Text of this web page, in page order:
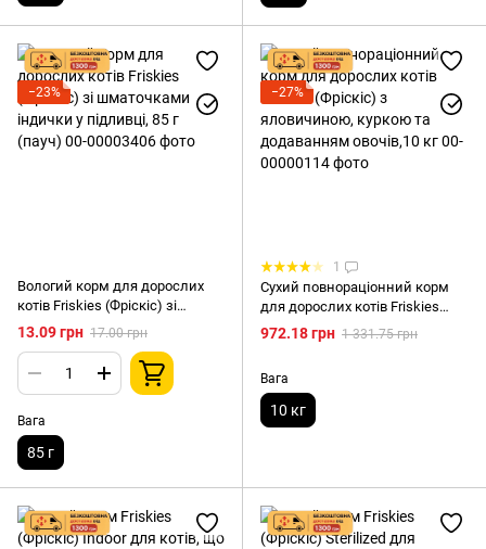
−23%
Вологий корм для дорослих
котів Friskies (Фріскіс) зі
шматочками індички у
підливці, 85 г (пауч)
13.09 грн 17.00 грн
Вага
85 г
−27%
1
Сухий повнораціонний корм
для дорослих котів Friskies
(Фріскіс) з яловичиною,
куркою та додаванням
972.18 грн 1 331.75 грн
Вага
10 кг